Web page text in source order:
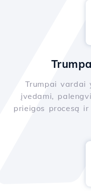
Trumpai vardai
įvedami,
prieigos procesą